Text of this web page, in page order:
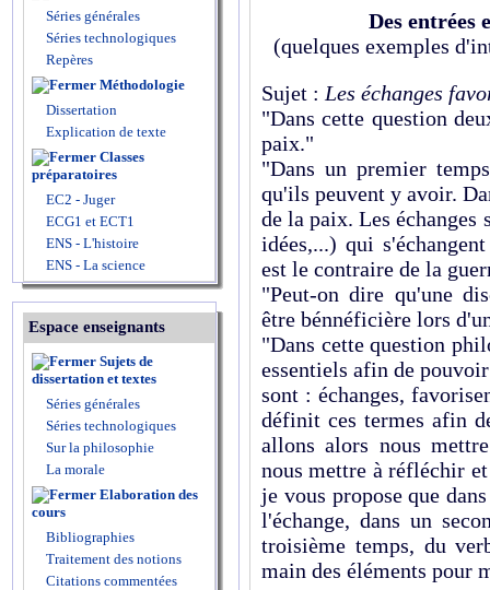
Séries générales
Séries technologiques
Repères
Méthodologie
Dissertation
Explication de texte
Classes
préparatoires
EC2 - Juger
ECG1 et ECT1
ENS - L'histoire
ENS - La science
Espace enseignants
Sujets de
dissertation et textes
Séries générales
Séries technologiques
Sur la philosophie
La morale
Elaboration des
cours
Bibliographies
Traitement des notions
Citations commentées
Des entrées
(quelques exemples
Sujet : Les échanges
"Dans cette question
paix."
"Dans un premier
qu'ils peuvent y avoir.
de la paix. Les échanges
idées,...) qui
est le contraire de la
"Peut-on dire qu'une
être bénnéficière lors
"Dans cette question
essentiels afin de
sont : échanges,
définit ces termes afin
allons alors nous
nous mettre à réfléchir
je vous propose que
l'échange, dans un
troisième temps, du
main des éléments pour